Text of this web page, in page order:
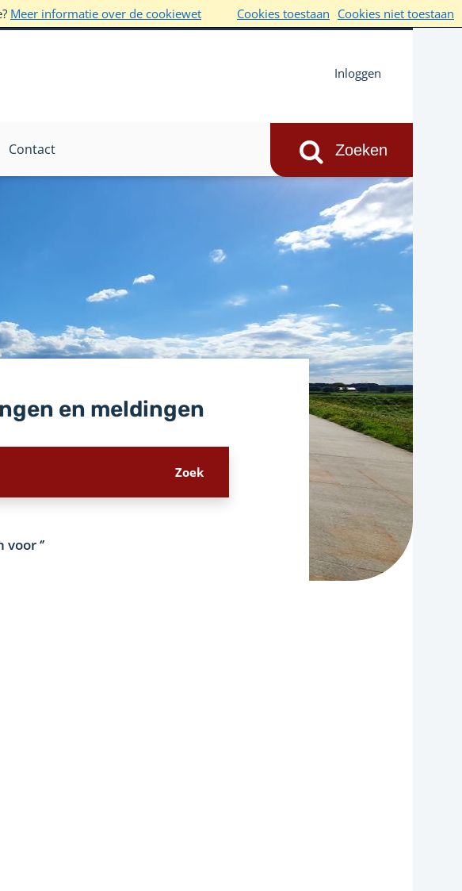
Meer informatie over de cookiewet Cookies toestaan Cookies niet toestaan
Inloggen
Contact
en meldingen
voor‘’